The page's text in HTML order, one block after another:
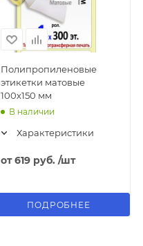
Полипропиленовые
этикетки матовые
100х150 мм
В наличии
Характеристики
от619 руб. /шт
ПОДРОБНЕЕ